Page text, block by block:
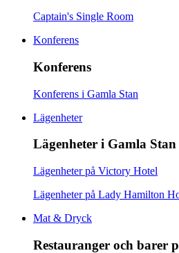
Captain's Single Room
Konferens
Konferens
Konferens i Gamla Stan
Lägenheter
Lägenheter i Gamla Stan
Lägenheter på Victory Hotel
Lägenheter på Lady Hamilton
Mat & Dryck
Restauranger och barer